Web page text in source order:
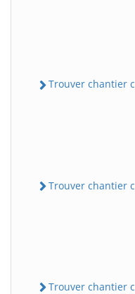
Trouver chantier
Trouver chantier
Trouver chantier